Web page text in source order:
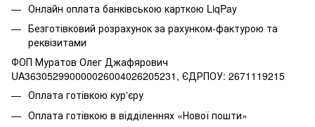
Онлайн оплата банківською карткою LiqPay
Безготівковий розрахунок за рахунком-фактурою та
реквізитами
ФОП Муратов Олег Джафярович
UA363052990000026004026205231, ЄДРПОУ: 2671119215
Оплата готівкою кур'єру
Оплата готівкою в відділеннях «Нової пошти»